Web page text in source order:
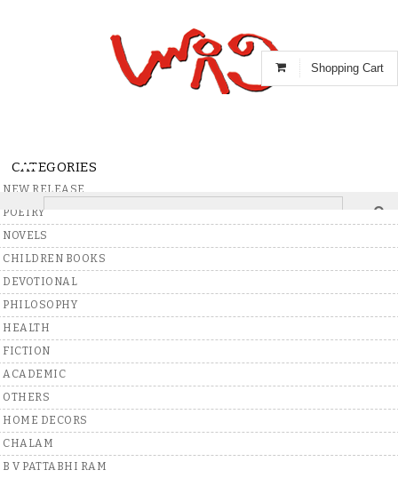
Shopping Cart
CATEGORIES
NEW RELEASE
POETRY
NOVELS
CHILDREN BOOKS
DEVOTIONAL
PHILOSOPHY
HEALTH
FICTION
ACADEMIC
OTHERS
HOME DECORS
CHALAM
B V PATTABHI RAM
Home
Write A Review